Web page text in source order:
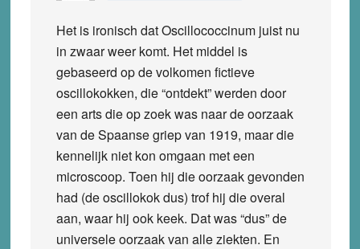
Het is ironisch dat Oscillococcinum juist nu
in zwaar weer komt. Het middel is
gebaseerd op de volkomen fictieve
oscillokokken, die “ontdekt” werden door
een arts die op zoek was naar de oorzaak
van de Spaanse griep van 1919, maar die
kennelijk niet kon omgaan met een
microscoop. Toen hij die oorzaak gevonden
had (de oscillokok dus) trof hij die overal
aan, waar hij ook keek. Dat was “dus” de
universele oorzaak van alle ziekten. En